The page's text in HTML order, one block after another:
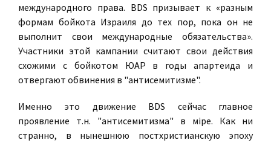
международного права. BDS призывает к «разным
формам бойкота Израиля до тех пор, пока он не
выполнит свои международные обязательства».
Участники этой кампании считают свои действия
схожими с бойкотом ЮАР в годы апартеида и
отвергают обвинения в "антисемитизме".
Именно это движение BDS сейчас главное
проявление т.н. "антисемитизма" в мiре. Как ни
странно, в нынешнюю постхристианскую эпоху